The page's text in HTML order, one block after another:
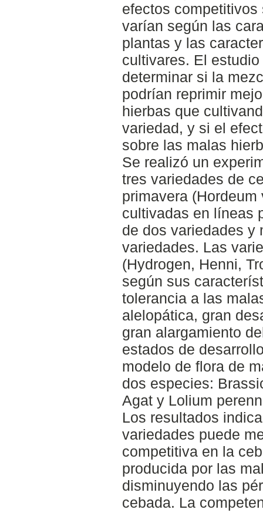
efectos
varían según las
plantas y las
cultivares. El
determinar si la
podrían reprimir
hierbas que
variedad, y si el
sobre las malas
Se realizó un
tres variedades de
primavera
cultivadas en líneas
de dos variedades y
variedades. Las
(Hydrogen, Henni,
según sus
tolerancia a las
alelopática, gran
gran alargamiento
estados de
modelo de flora de
dos especies:
Agat y Lolium
Los resultados
variedades puede
competitiva en la
producida por las
disminuyendo las
cebada. La